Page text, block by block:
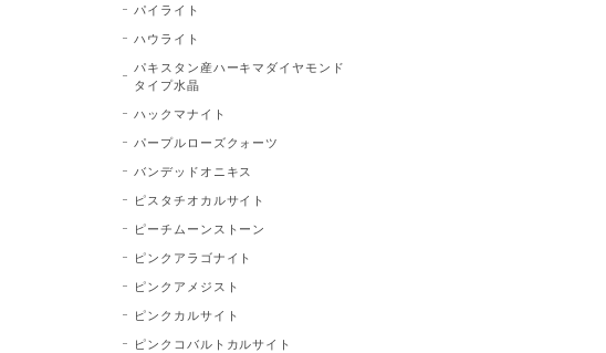
パイライト
ハウライト
パキスタン産ハーキマダイヤモンド
タイプ水晶
ハックマナイト
パープルローズクォーツ
バンデッドオニキス
ピスタチオカルサイト
ピーチムーンストーン
ピンクアラゴナイト
ピンクアメジスト
ピンクカルサイト
ピンクコバルトカルサイト